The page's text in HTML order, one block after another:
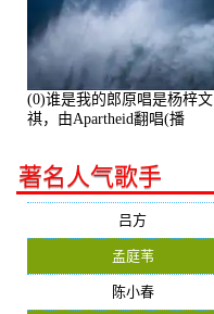
(0)谁是我的郎原唱是杨梓文
祺，由Apartheid翻唱(播
著名人气歌手
吕方
孟庭苇
陈小春